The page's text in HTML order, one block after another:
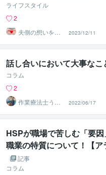
ライフスタイル
2
夫側の想いを公
平に受容する相
談室
2023/12/11
話し合いにおいて大事なこ
コラム
2
作業療法士うね
助
2022/06/17
HSPが職場で苦しむ「要
職業の特質について！【ア
ウンセラー「うさぴょん」
相談
記事
コラム